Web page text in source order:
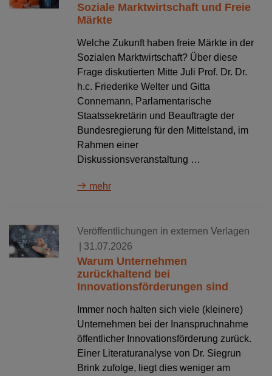
Soziale Marktwirtschaft und Freie
Märkte
Welche Zukunft haben freie Märkte in der
Sozialen Marktwirtschaft? Über diese
Frage diskutierten Mitte Juli Prof. Dr. Dr.
h.c. Friederike Welter und Gitta
Connemann, Parlamentarische
Staatssekretärin und Beauftragte der
Bundesregierung für den Mittelstand, im
Rahmen einer
Diskussionsveranstaltung …
mehr
Veröffentlichungen in externen Verlagen
| 31.07.2026
Warum Unternehmen
zurückhaltend bei
Innovationsförderungen sind
Immer noch halten sich viele (kleinere)
Unternehmen bei der Inanspruchnahme
öffentlicher Innovationsförderung zurück.
Einer Literaturanalyse von Dr. Siegrun
Brink zufolge, liegt dies weniger am